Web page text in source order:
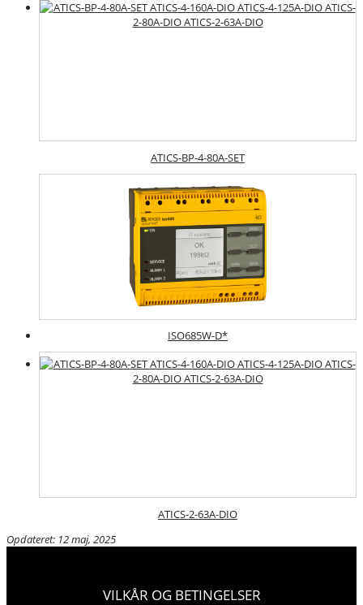
ATICS-BP-4-80A-SET
ISO685W-D*
ATICS-2-63A-DIO
Opdateret: 12 maj, 2025
VILKÅR OG BETINGELSER